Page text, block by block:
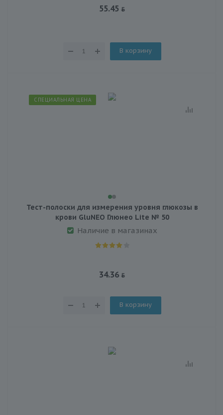
55.45
В корзину
СПЕЦИАЛЬНАЯ ЦЕНА
Тест-полоски для измерения уровня глюкозы в
крови GluNEO Глюнео Lite № 50
Наличие в магазинах
34.36
В корзину